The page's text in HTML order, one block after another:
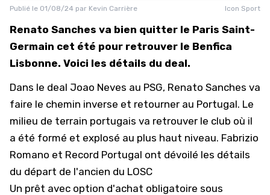
Publié le 01/08/24 par Kevin Carrière Icon Sport
Renato Sanches va bien quitter le Paris Saint-
Germain cet été pour retrouver le Benfica
Lisbonne. Voici les détails du deal.
Dans le deal Joao Neves au PSG, Renato Sanches va
faire le chemin inverse et retourner au Portugal. Le
milieu de terrain portugais va retrouver le club où il
a été formé et explosé au plus haut niveau. Fabrizio
Romano et Record Portugal ont dévoilé les détails
du départ de l'ancien du LOSC
Un prêt avec option d'achat obligatoire sous